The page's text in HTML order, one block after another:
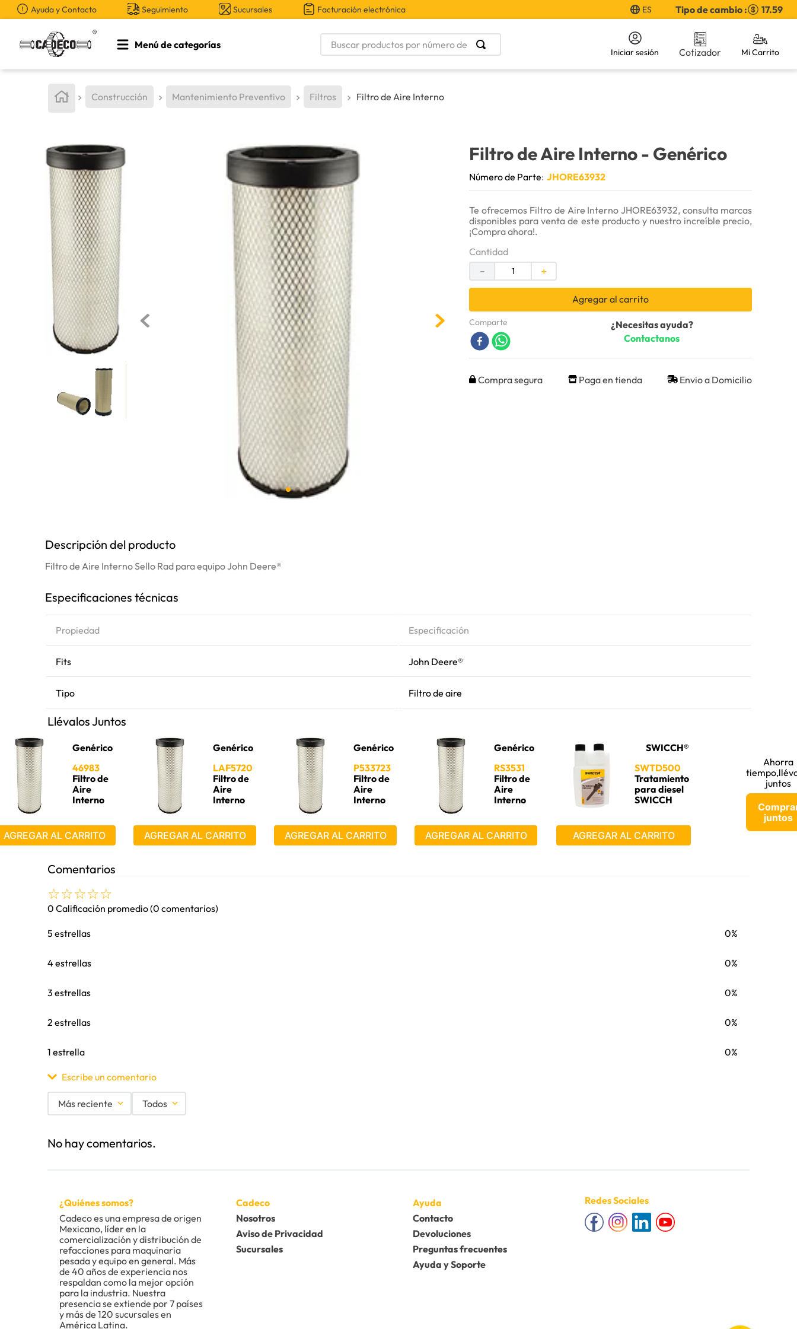
Ayuda y Contacto Seguimiento Sucursales Facturación electrónica ES Tipo de cambio : 17.59
Menú de categorías
Buscar productos por número de parte
Iniciar sesión Cotizador
Construcción Mantenimiento Preventivo Filtros Filtro de Aire Interno
Filtro de Aire Interno- Genérico
Número de Parte: JHORE63932
Te ofrecemos Filtro de Aire Interno JHORE63932, consulta marcas
disponibles para venta de este producto y nuestro increíble precio,
¡Compra ahora!.
Cantidad
＋
－
Agregar al carrito
Comparte
¿Necesitas ayuda?
Contactanos
Compra segura Paga en tienda Envio a Domicilio
Descripción del producto
Filtro de Aire Interno Sello Rad para equipo John Deere®
Especificaciones técnicas
Propiedad Especificación
Fits John Deere®
Tipo Filtro de aire
Llévalos Juntos
Genérico
46983
Filtro de
Aire
Interno
AGREGAR AL CARRITO
Genérico
LAF5720
Filtro de
Aire
Interno
AGREGAR AL CARRITO
Genérico
P533723
Filtro de
Aire
Interno
AGREGAR AL CARRITO
Genérico
RS3531
Filtro de
Aire
Interno
AGREGAR AL CARRITO
SWICCH®
SWTD500
Tratamiento
para diesel
SWICCH
AGREGAR AL CARRITO
Ahorra
juntos
juntos
Comentarios
☆☆☆☆☆
0 Calificación promedio(0 comentarios)
5 estrellas 0%
4 estrellas 0%
3 estrellas 0%
2 estrellas 0%
1 estrella 0%
Escribe un comentario
Título
Califica el producto de 1 a 5 estrellas
★★★★★
Tu nombre
Dirección de email
Más reciente Todos
No hay comentarios.
¿Quiénes somos?
Cadeco es una empresa de origen
Mexicano, líder en la
comercialización y distribución de
refacciones para maquinaria
pesada y equipo en general. Más
de 40 años de experiencia nos
respaldan como la mejor opción
para la industria. Nuestra
presencia se extiende por 7 países
y más de 120 sucursales en
América Latina.
Cadeco
Nosotros
Aviso de Privacidad
Sucursales
Ayuda
Contacto
Devoluciones
Preguntas frecuentes
Ayuda y Soporte
Redes Sociales
TÉRMINOS MÁS BUSCADOS
4.
5.
6
7.
8.
9.
10